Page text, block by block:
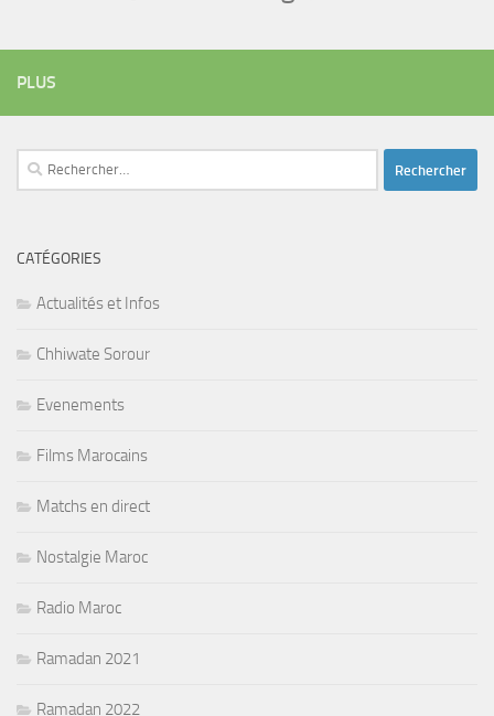
PLUS
Rechercher :
CATÉGORIES
Actualités et Infos
Chhiwate Sorour
Evenements
Films Marocains
Matchs en direct
Nostalgie Maroc
Radio Maroc
Ramadan 2021
Ramadan 2022